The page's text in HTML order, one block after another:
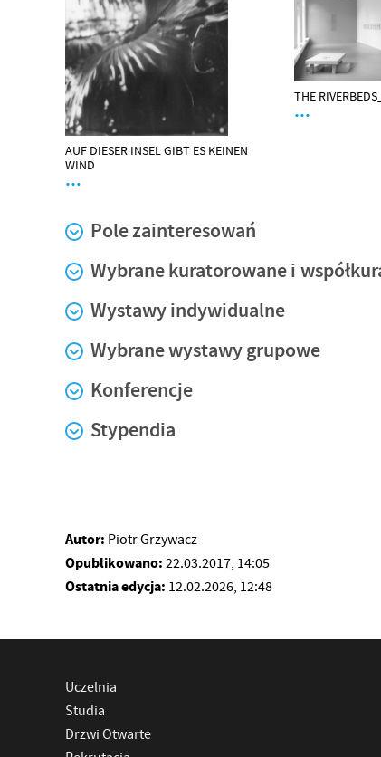
AUF DIESER INSEL GIBT ES KEINEN
WIND
…
THE
…
Pole zainteresowań
Wybrane kuratorowane i
Wystawy indywidualne
Wybrane wystawy grupowe
Konferencje
Stypendia
Autor: Piotr Grzywacz
Opublikowano: 22.03.2017, 14:05
Ostatnia edycja: 12.02.2026, 12:48
Uczelnia
Studia
Drzwi Otwarte